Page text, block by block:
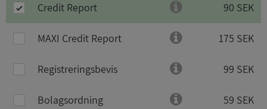
Credit Report 90 SEK
MAXI Credit Report 175 SEK
Registreringsbevis 99 SEK
Bolagsordning 59 SEK